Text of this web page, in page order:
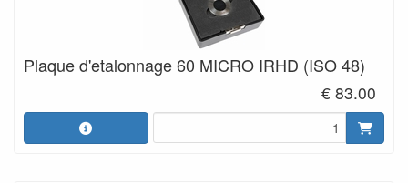
Plaque d'etalonnage 60 MICRO IRHD (ISO 48)
€ 83.00